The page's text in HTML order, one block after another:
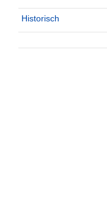
Historisch